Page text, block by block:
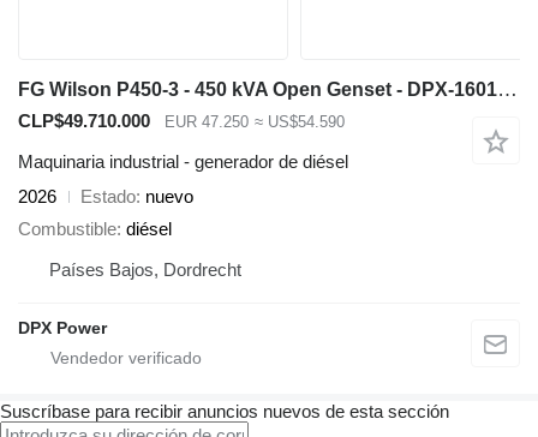
FG Wilson P450-3 - 450 kVA Open Genset - DPX-16018-O
CLP$49.710.000 EUR 47.250 ≈ US$54.590
Maquinaria industrial - generador de diésel
2026
Estado nuevo
Combustible diésel
Países Bajos, Dordrecht
DPX Power
Suscríbase para recibir anuncios nuevos de esta sección